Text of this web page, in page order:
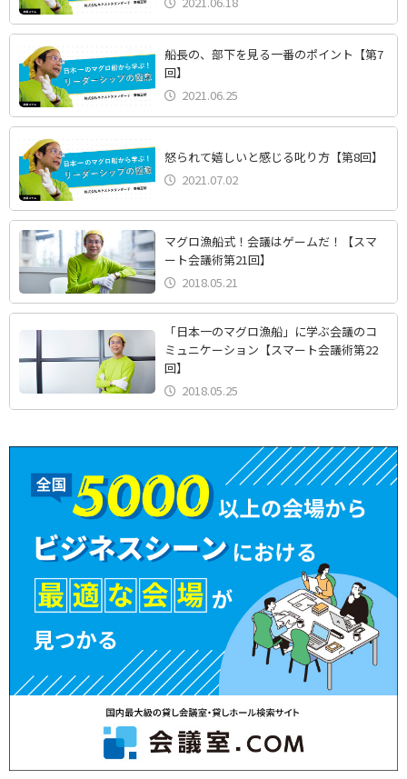
船長の、部下を見る一番のポイント【第7
回】
2021.06.25
怒られて嬉しいと感じる叱り方【第8回】
2021.07.02
マグロ漁船式！会議はゲームだ！【スマ
ート会議術第21回】
2018.05.21
「日本一のマグロ漁船」に学ぶ会議のコ
ミュニケーション【スマート会議術第22
回】
2018.05.25